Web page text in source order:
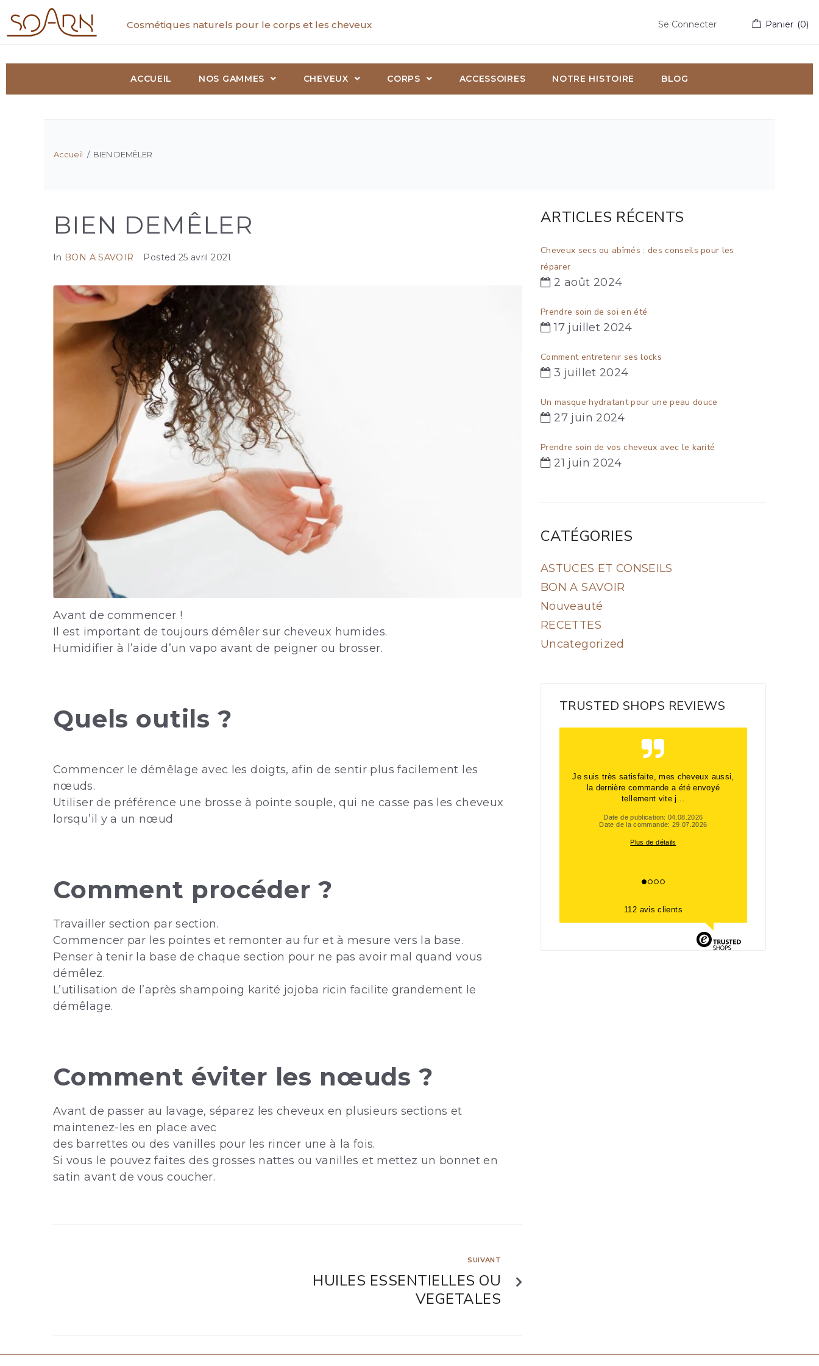
Cosmétiques naturels pour le corps et les cheveux Se Connecter Panier (0)
ACCUEIL NOS GAMMES CHEVEUX CORPS ACCESSOIRES NOTRE HISTOIRE BLOG
Accueil / BIEN DEMÊLER
BIEN DEMÊLER
In BON A SAVOIR Posted 25 avril 2021
Avant de commencer !
Il est important de toujours démêler sur cheveux humides.
Humidifier à l’aide d’un vapo avant de peigner ou brosser.
Quels outils ?
Commencer le démêlage avec les doigts, afin de sentir plus facilement les
nœuds.
Utiliser de préférence une brosse à pointe souple, qui ne casse pas les cheveux
lorsqu’il y a un nœud
Comment procéder ?
Travailler section par section.
Commencer par les pointes et remonter au fur et à mesure vers la base.
Penser à tenir la base de chaque section pour ne pas avoir mal quand vous
démêlez.
L’utilisation de l’après shampoing karité jojoba ricin facilite grandement le
démêlage.
Comment éviter les nœuds ?
Avant de passer au lavage, séparez les cheveux en plusieurs sections et
maintenez-les en place avec
des barrettes ou des vanilles pour les rincer une à la fois.
Si vous le pouvez faites des grosses nattes ou vanilles et mettez un bonnet en
satin avant de vous coucher.
SUIVANT
HUILES ESSENTIELLES OU
VEGETALES
ARTICLES RÉCENTS
Cheveux secs ou abîmés : des conseils pour les
réparer
2 août 2024
Prendre soin de soi en été
17 juillet 2024
Comment entretenir ses locks
3 juillet 2024
Un masque hydratant pour une peau douce
27 juin 2024
Prendre soin de vos cheveux avec le karité
21 juin 2024
CATÉGORIES
ASTUCES ET CONSEILS
BON A SAVOIR
Nouveauté
RECETTES
Uncategorized
TRUSTED SHOPS REVIEWS
Je suis très satisfaite, mes cheveux aussi,
la dernière commande a été envoyé
tellement vite j...
Date de publication: 04.08.2026
Date de la commande: 29.07.2026
Plus de détails
112 avis clients